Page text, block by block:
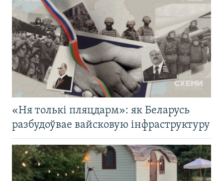
«Ня толькі пляцдарм»: як Беларусь
разбудоўвае вайсковую інфраструктуру